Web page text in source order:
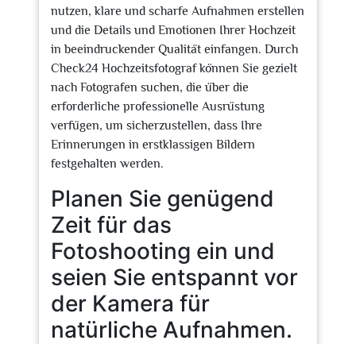
nutzen, klare und scharfe Aufnahmen erstellen
und die Details und Emotionen Ihrer Hochzeit
in beeindruckender Qualität einfangen. Durch
Check24 Hochzeitsfotograf können Sie gezielt
nach Fotografen suchen, die über die
erforderliche professionelle Ausrüstung
verfügen, um sicherzustellen, dass Ihre
Erinnerungen in erstklassigen Bildern
festgehalten werden.
Planen Sie genügend
Zeit für das
Fotoshooting ein und
seien Sie entspannt vor
der Kamera für
natürliche Aufnahmen.